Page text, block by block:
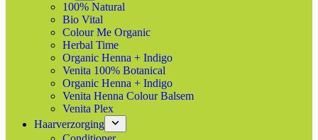
100% Natural
Bio Vital
Colour Me Organic
Herbal Time
Organic Henna + Indigo
Venita 100% Botanical
Organic Henna + Indigo
Venita Henna Colour Balsem
Venita Plex
Haarverzorging